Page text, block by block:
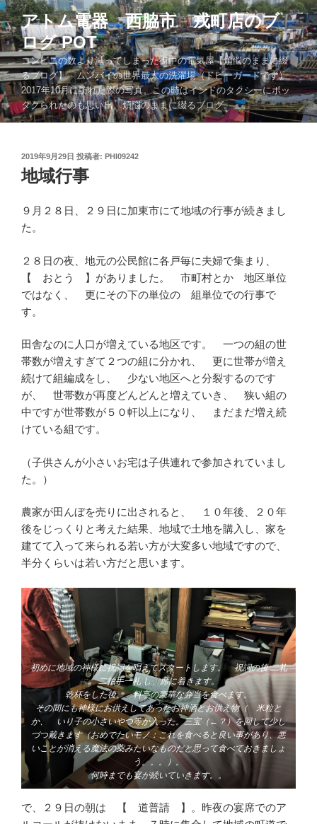
コ
ン
テ
ン
ツ
へ
ス
キ
アトム電器 西脇市 戎町店のブ
ログ POT
コンビニの数より減ってしまった街中の電気屋【煩悩のままに綴
るブログ】 ムンバイの世界最大の洗濯場（ドビーガードです）
2017年10月に訪れた際の写真。この時はインドのタクシーにボッ
タクられたのも思い出。煩悩のままに綴るブログ。。。
投
稿
日:
2019年9月29日 投稿者: PHI09242
地域行事
９月２８日、２９日に加東市にて地域の行事が続きまし
た。
２８日の夜、地元の公民館に各戸毎に夫婦で集まり、
【 おとう 】がありました。 市町村とか 地区単位
ではなく、 更にその下の単位の 組単位での行事で
す。
田舎なのに人口が増えている地区です。 一つの組の世
帯数が増えすぎて２つの組に分かれ、 更に世帯が増え
続けて組編成をし、 少ない地区へと分裂するのです
が、 世帯数が再度どんどんと増えていき、 狭い組の
中ですが世帯数が５０軒以上になり、 まだまだ増え続
けている組です。
（子供さんが小さいお宅は子供連れで参加されていまし
た。）
農家が田んぼを売りに出されると、 １０年後、２０年
後をじっくりと考えた結果、地域で土地を購入し、家を
建てて入って来られる若い方が大変多い地域ですので、
半分くらいは若い方だと思います。
初めに地域の神様に祝詞を唱えてスタートします。 祝詞の後二礼
二拍手一礼し、席に着きます。
乾杯をした後、 料亭の豪華な弁当を食べます。
その間にも神様にお供えしてあったお神酒とお供え物（ 米粒と
か、 いり子の小さいやつ等が入った。三宝（←？）を回して少し
づつ戴きます（おめでたいモノ：これを食べると良い事があり、悪
いことが消える魔法の薬みたいなものだと思って食べておきましょ
う。。。）。
何時までも宴が続いていきます。。
で、２９日の朝は 【 道普請 】。昨夜の宴席でのア